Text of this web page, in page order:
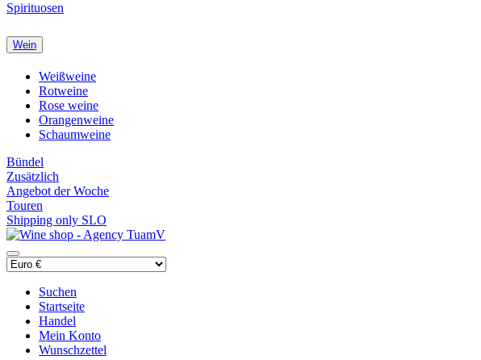
Spirituosen
Wein
Weißweine
Rotweine
Rose weine
Orangenweine
Schaumweine
Bündel
Zusätzlich
Angebot der Woche
Touren
Shipping only SLO
Suchen
Startseite
Handel
Mein Konto
Wunschzettel